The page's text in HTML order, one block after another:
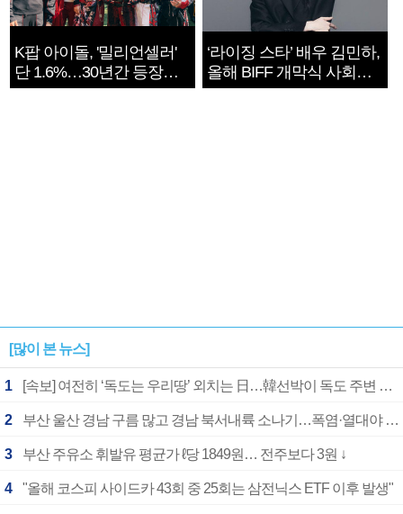
K팝 아이돌, '밀리언셀러'
단 1.6%…30년간 등장
1182개팀 전수조사
‘라이징 스타’ 배우 김민하,
올해 BIFF 개막식 사회자
확정
[많이 본 뉴스]
1 [속보] 여전히 ‘독도는 우리땅’ 외치는 日…韓선박이 독도 주변 해양조사 활동하자 반발
2 부산 울산 경남 구름 많고 경남 북서내륙 소나기…폭염·열대야 계속
3 부산 주유소 휘발유 평균가 ℓ당 1849원… 전주보다 3원 ↓
4 "올해 코스피 사이드카 43회 중 25회는 삼전닉스 ETF 이후 발생"